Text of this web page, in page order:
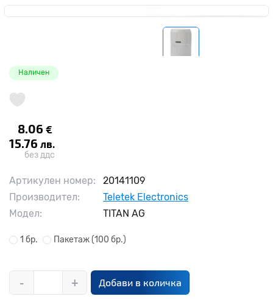
Наличен
8.06 €
15.76 лв.
без ддс
Артикулен номер:
20141109
Производител:
Teletek Electronics
Модел:
TITAN AG
1 бр. Пакетаж(100 бр.)
- + Добави в количка